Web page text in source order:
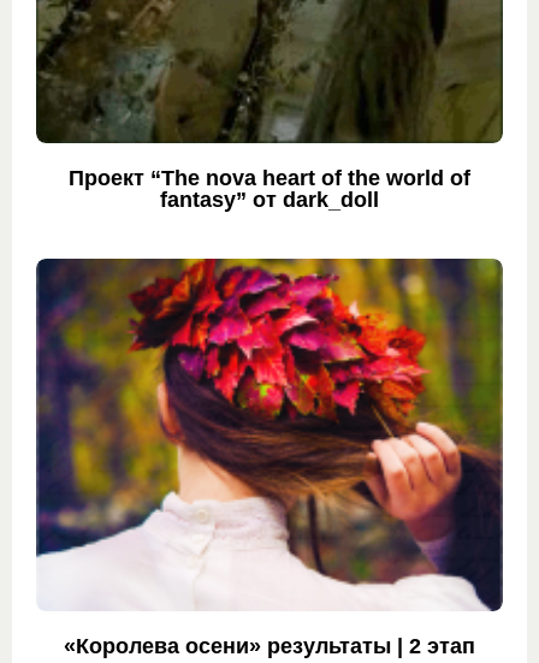
Проект “The nova heart of the world of
fantasy” от dark_doll
«Королева осени» результаты | 2 этап